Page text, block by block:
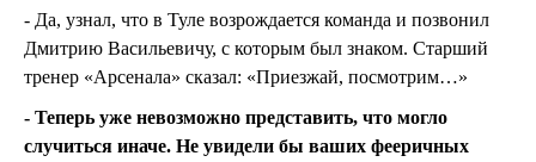
- Да, узнал, что в Туле возрождается команда и позвонил
Дмитрию Васильевичу, с которым был знаком. Старший
тренер «Арсенала» сказал: «Приезжай, посмотрим…»
- Теперь уже невозможно представить, что могло
случиться иначе. Не увидели бы ваших фееричных